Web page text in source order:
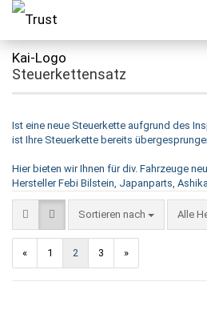
Steuerkettensatz
Ist eine neue Steuerkette aufgrund des
ist Ihre Steuerkette bereits
Hier bieten wir Ihnen für div. Fahrzeuge
Hersteller Febi Bilstein, Japanparts,
Sortieren nach Alle
« 1 2 3 »